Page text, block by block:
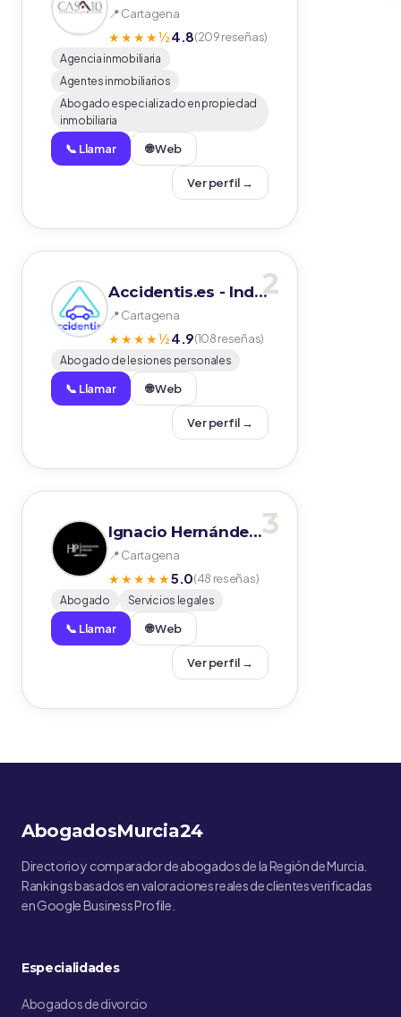
📍 Cartagena
★★★★½4.8(209 reseñas)
Agencia inmobiliaria
Agentes inmobiliarios
Abogado especializado en propiedad
inmobiliaria
📞 Llamar 🌐 Web
Ver perfil →
2
Accidentis.es - Indemnizaciones de Tráfico
📍 Cartagena
★★★★½4.9(108 reseñas)
Abogado de lesiones personales
📞 Llamar 🌐 Web
Ver perfil →
3
Ignacio Hernández Piñana Abogados
📍 Cartagena
★★★★★5.0(48 reseñas)
Abogado Servicios legales
📞 Llamar 🌐 Web
Ver perfil →
AbogadosMurcia24
Directorio y comparador de abogados de la Región de Murcia.
Rankings basados en valoraciones reales de clientes verificadas
en Google Business Profile.
Especialidades
Abogados de divorcio